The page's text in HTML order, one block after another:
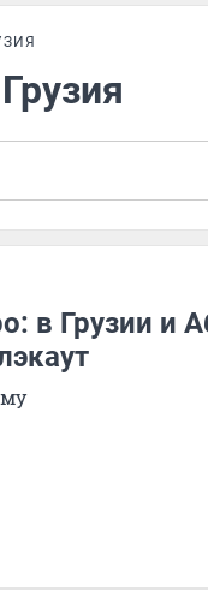
в Грузии и